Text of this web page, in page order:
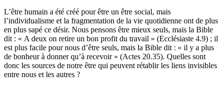
L’être humain a été créé pour être un être social, mais
l’individualisme et la fragmentation de la vie quotidienne ont de plus
en plus sapé ce désir. Nous pensons être mieux seuls, mais la Bible
dit : « A deux on retire un bon profit du travail » (Ecclésiaste 4.9) ; il
est plus facile pour nous d’être seuls, mais la Bible dit : « il y a plus
de bonheur à donner qu’à recevoir » (Actes 20.35). Quelles sont
donc les sources de notre être qui peuvent rétablir les liens invisibles
entre nous et les autres ?